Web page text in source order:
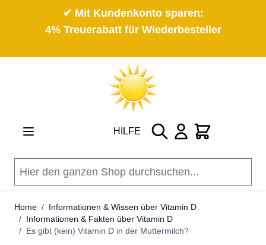
✔ Mit Kundenkonto sparen:
4% Treuerabatt für Wiederbesteller
HILFE Suche Cart
Home / Informationen & Wissen über Vitamin D
/ Informationen & Fakten über Vitamin D
/ Es gibt (kein) Vitamin D in der Muttermilch?